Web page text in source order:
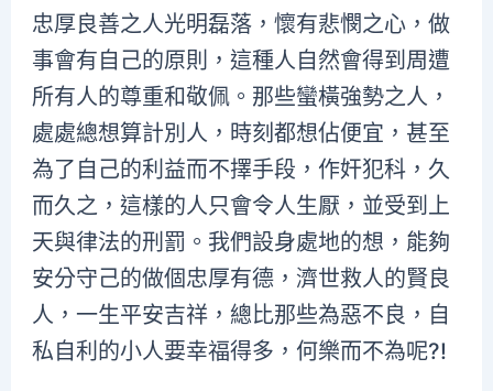
忠厚良善之人光明磊落，懷有悲憫之心，做
事會有自己的原則，這種人自然會得到周遭
所有人的尊重和敬佩。那些蠻橫強勢之人，
處處總想算計別人，時刻都想佔便宜，甚至
為了自己的利益而不擇手段，作奸犯科，久
而久之，這樣的人只會令人生厭，並受到上
天與律法的刑罰。我們設身處地的想，能夠
安分守己的做個忠厚有德，濟世救人的賢良
人，一生平安吉祥，總比那些為惡不良，自
私自利的小人要幸福得多，何樂而不為呢?!